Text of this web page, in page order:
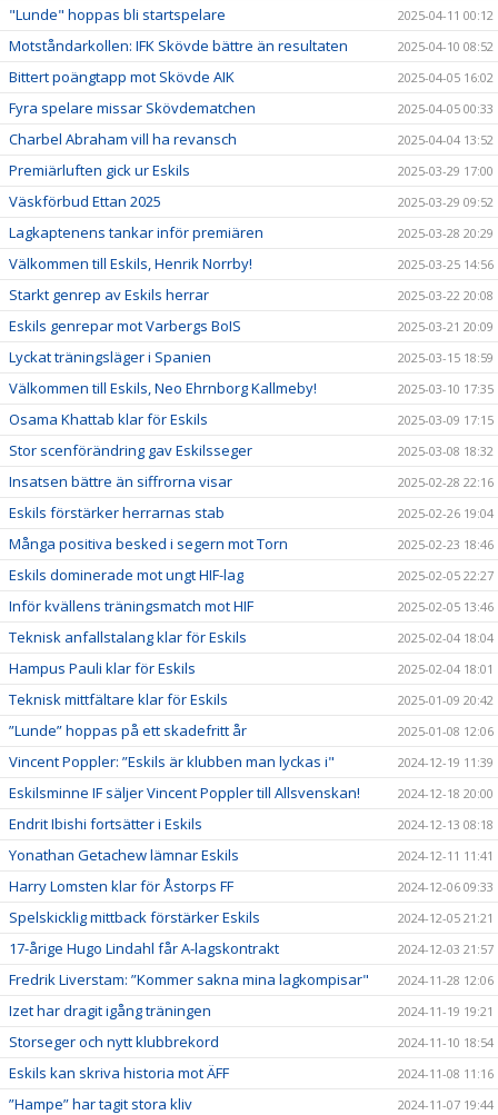
"Lunde" hoppas bli startspelare 2025-04-11 00:12
Motståndarkollen: IFK Skövde bättre än resultaten 2025-04-10 08:52
Bittert poängtapp mot Skövde AIK 2025-04-05 16:02
Fyra spelare missar Skövdematchen 2025-04-05 00:33
Charbel Abraham vill ha revansch 2025-04-04 13:52
Premiärluften gick ur Eskils 2025-03-29 17:00
Väskförbud Ettan 2025 2025-03-29 09:52
Lagkaptenens tankar inför premiären 2025-03-28 20:29
Välkommen till Eskils, Henrik Norrby! 2025-03-25 14:56
Starkt genrep av Eskils herrar 2025-03-22 20:08
Eskils genrepar mot Varbergs BoIS 2025-03-21 20:09
Lyckat träningsläger i Spanien 2025-03-15 18:59
Välkommen till Eskils, Neo Ehrnborg Kallmeby! 2025-03-10 17:35
Osama Khattab klar för Eskils 2025-03-09 17:15
Stor scenförändring gav Eskilsseger 2025-03-08 18:32
Insatsen bättre än siffrorna visar 2025-02-28 22:16
Eskils förstärker herrarnas stab 2025-02-26 19:04
Många positiva besked i segern mot Torn 2025-02-23 18:46
Eskils dominerade mot ungt HIF-lag 2025-02-05 22:27
Inför kvällens träningsmatch mot HIF 2025-02-05 13:46
Teknisk anfallstalang klar för Eskils 2025-02-04 18:04
Hampus Pauli klar för Eskils 2025-02-04 18:01
Teknisk mittfältare klar för Eskils 2025-01-09 20:42
”Lunde” hoppas på ett skadefritt år 2025-01-08 12:06
Vincent Poppler: ”Eskils är klubben man lyckas i" 2024-12-19 11:39
Eskilsminne IF säljer Vincent Poppler till Allsvenskan! 2024-12-18 20:00
Endrit Ibishi fortsätter i Eskils 2024-12-13 08:18
Yonathan Getachew lämnar Eskils 2024-12-11 11:41
Harry Lomsten klar för Åstorps FF 2024-12-06 09:33
Spelskicklig mittback förstärker Eskils 2024-12-05 21:21
17-årige Hugo Lindahl får A-lagskontrakt 2024-12-03 21:57
Fredrik Liverstam: ”Kommer sakna mina lagkompisar" 2024-11-28 12:06
Izet har dragit igång träningen 2024-11-19 19:21
Storseger och nytt klubbrekord 2024-11-10 18:54
Eskils kan skriva historia mot ÄFF 2024-11-08 11:16
”Hampe” har tagit stora kliv 2024-11-07 19:44